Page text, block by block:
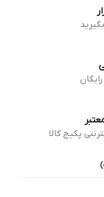
پکیج کالا